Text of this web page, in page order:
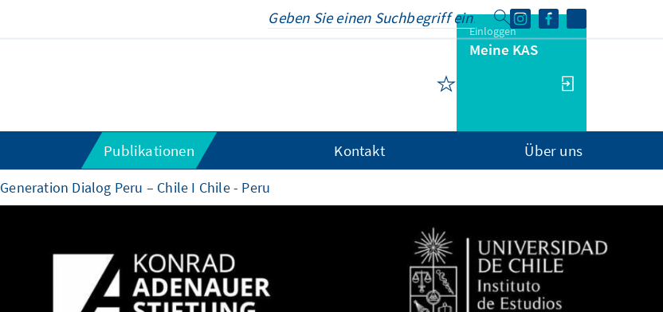
Einloggen
Meine KAS
Publikationen Kontakt Über uns
Generation Dialog Peru – Chile I Chile - Peru